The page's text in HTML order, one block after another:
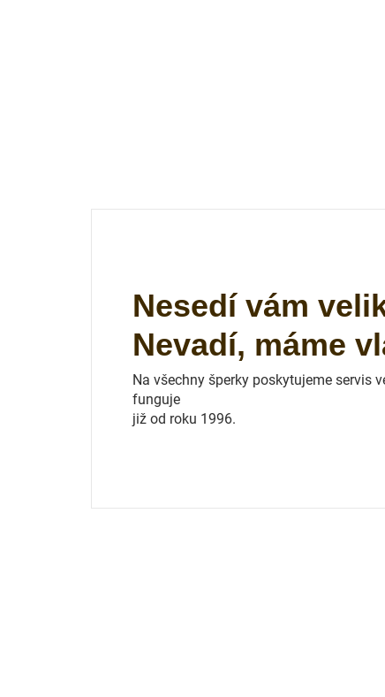
Nesedí vám
Nevadí, máme
Na všechny šperky poskytujeme servis
funguje
již od roku 1996.